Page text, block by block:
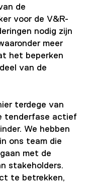
de
voor de V&R-
nodig zijn
meer
het beperken
van de
terdege van
tenderfase actief
We hebben
ons team die
met de
stakeholders.
te betrekken,